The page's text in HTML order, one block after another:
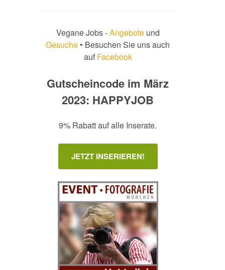
Vegane Jobs -Angebote und
Gesuche • Besuchen Sie uns auch
auf Facebook
Gutscheincode im März
2023: HAPPYJOB
9% Rabatt auf alle Inserate.
JETZT INSERIEREN!